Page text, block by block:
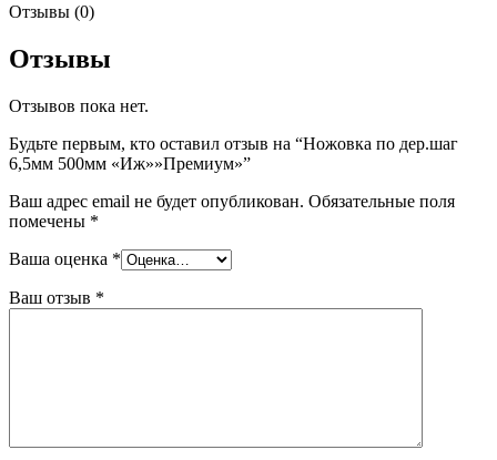
Отзывы (0)
Отзывы
Отзывов пока нет.
Будьте первым, кто оставил отзыв на “Ножовка по дер.шаг
6,5мм 500мм «Иж»»Премиум»”
Ваш адрес email не будет опубликован. Обязательные поля
помечены *
Ваша оценка *
Ваш отзыв *